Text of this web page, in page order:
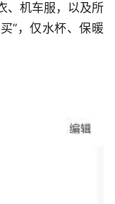
、机车服，以及所
”，仅水杯、保暖